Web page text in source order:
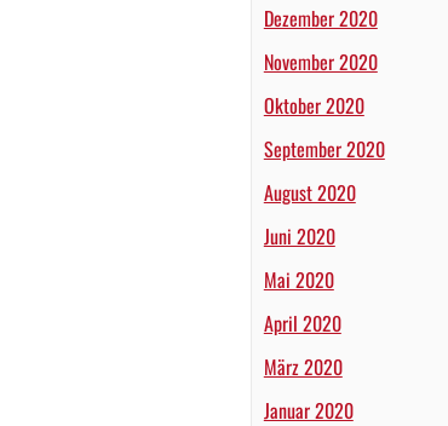
Dezember 2020
November 2020
Oktober 2020
September 2020
August 2020
Juni 2020
Mai 2020
April 2020
März 2020
Januar 2020